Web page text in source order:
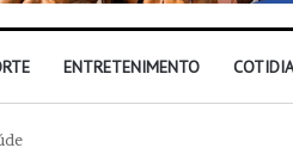
ENTRETENIMENTO